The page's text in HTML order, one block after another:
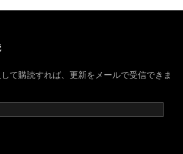
て購読すれば、更新をメールで受信できま